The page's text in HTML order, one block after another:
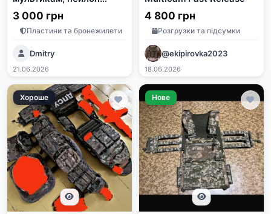
1000D, система
швидкого скидання
3 000 грн
Пластини та бронежилети
Dmitry
21.06.2026
4 800 грн
Розгрузки та підсумки
@ekipirovka2023
18.06.2026
Хороше Нове